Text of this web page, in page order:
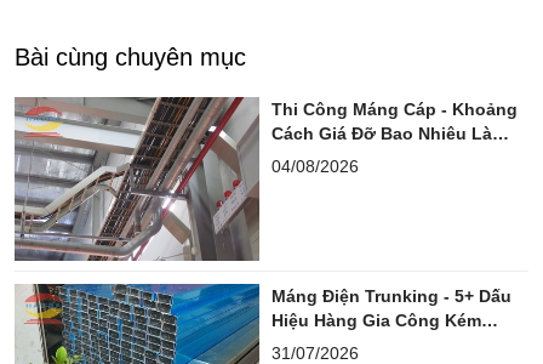
Bài cùng chuyên mục
Thi Công Máng Cáp - Khoảng
Cách Giá Đỡ Bao Nhiêu Là
Chuẩn?
04/08/2026
Máng Điện Trunking - 5+ Dấu
Hiệu Hàng Gia Công Kém
Chuẩn
31/07/2026